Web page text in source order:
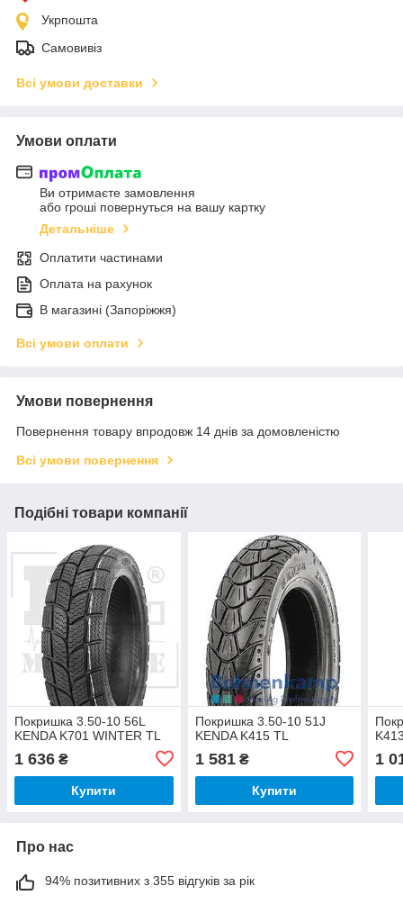
Укрпошта
Самовивіз
Всі умови доставки
Умови оплати
Ви отримаєте замовлення
або гроші повернуться на вашу картку
Детальніше
Оплатити частинами
Оплата на рахунок
В магазині (Запоріжжя)
Всі умови оплати
Умови повернення
Повернення товару впродовж 14 днів за домовленістю
Всі умови повернення
Подібні товари компанії
Покришка 3.50-10 56L
KENDA K701 WINTER TL
1 636 ₴
Купити
Покришка 3.50-10 51J
KENDA K415 TL
1 581₴
Купити
1
Про нас
94% позитивних з 355 відгуків за рік